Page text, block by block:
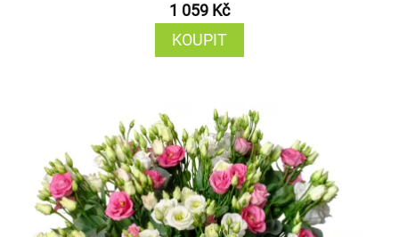
1 059 Kč
KOUPIT